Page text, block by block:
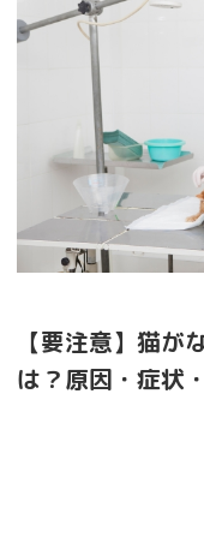
【要注意】猫が
は？原因・症状